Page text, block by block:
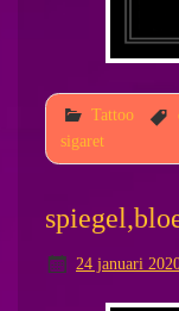
Tattoo
sigaret
24 januari